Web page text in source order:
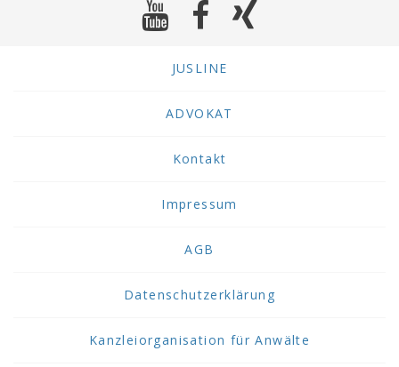
JUSLINE
ADVOKAT
Kontakt
Impressum
AGB
Datenschutzerklärung
Kanzleiorganisation für Anwälte